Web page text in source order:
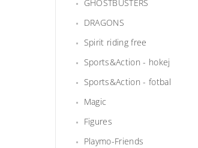
GHOSTBUSTERS
DRAGONS
Spirit riding free
Sports&Action - hokej
Sports&Action - fotbal
Magic
Figures
Playmo-Friends